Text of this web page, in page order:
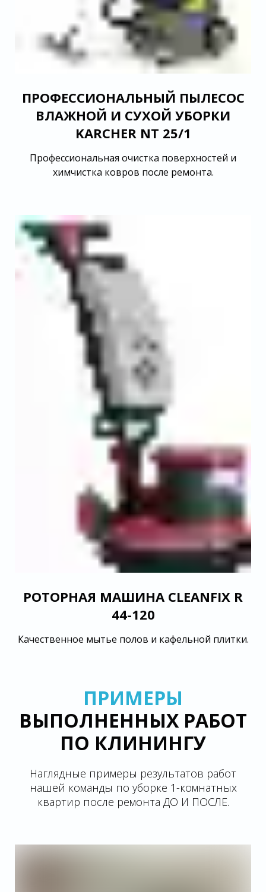
ПРОФЕССИОНАЛЬНЫЙ ПЫЛЕСОС
ВЛАЖНОЙ И СУХОЙ УБОРКИ
KARCHER NT 25/1
Профессиональная очистка поверхностей и
химчистка ковров после ремонта.
РОТОРНАЯ МАШИНА CLEANFIX R
44-120
Качественное мытье полов и кафельной плитки.
ПРИМЕРЫ
ВЫПОЛНЕННЫХ РАБОТ
ПО КЛИНИНГУ
Наглядные примеры результатов работ
нашей команды по уборке 1-комнатных
квартир после ремонта ДО И ПОСЛЕ.